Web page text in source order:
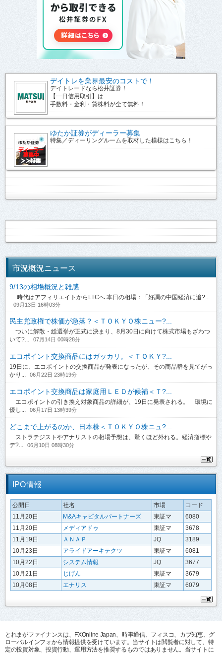
デイトレを業界最安のコストで！
デイトレードなら松井証券！
【一日信用取引】は
手数料・金利・貸株料が全て無料！
ゆたか証券がディーラー募集
特集／ディーリングルームを取材した模様はこちら！
市況概況ニュース
9/13の相場概況と雑感
時代はアフィリエイトからLTCへ 本日の相場：「好調の中国経済に追?...
09月13日 16時03分
民主党政権で株価が急落？＜ＴＯＫＹＯ株ニュー?...
ついに解散・総選挙が正式に決まり、8月30日に向けて株式市場もざわつ
いて?...
07月14日 00時28分
エコポイント交換商品にはガッカリ。＜ＴＯＫＹ?...
19日に、エコポイントの交換商品が発表になったが、その商品群を見てがっ
かり...
06月22日 23時19分
エコポイント交換商品は家庭用ＬＥＤが候補＜Ｔ?...
エコポイントの引き換え対象商品の詳細が、19日に発表される。 環境に
優し...
06月17日 13時39分
どこまで上がるのか、日本株＜ＴＯＫＹＯ株ニュ?...
ストラテジストやアナリストの相場予想は、驚くほど外れる。経済指標や
デ?...
06月10日 08時30分
IPO情報
公開日 社名 市場
コード
11月20日
M&Aキャピタルパートナーズ 東証マ
6080
11月20日
メディアドゥ 東証マ
3678
11月19日
ＡＮＡＰ JQ
3189
10月23日
アライドアーキテクツ 東証マ
6081
10月22日
システム情報 JQ
3677
10月21日
じげん 東証マ
3679
10月08日
エナリス 東証マ 6079
とれまがファイナンスは、FXOnline Japan、時事通信、フィスコ、カブ知恵、グ
ローバルインフォから情報提供を受けています。当サイトは閲覧者に対して、特
定の投資対象、投資行動、運用方法を推奨するものではありません。当サイトに